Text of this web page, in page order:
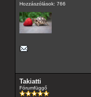
Hozzászólások: 766
Takiatti
Fórumfüggő